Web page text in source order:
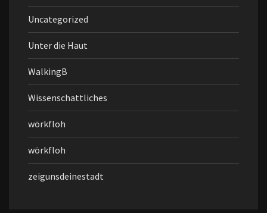
Uncategorized
Unter die Haut
WalkingB
Wissenschattliches
wörkfloh
wörkfloh
zeigunsdeinestadt